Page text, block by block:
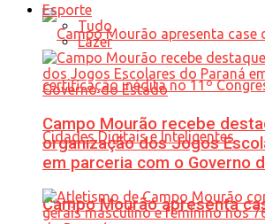
Campo Mourão apresenta
Esporte
Tudo
Lazer
Campo Mourão recebe
organização dos Jogos
em parceria com o Governo